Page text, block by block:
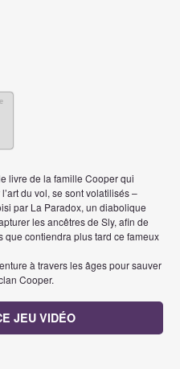
livre de la famille Cooper qui
du vol, se sont volatilisés –
par La Paradox, un diabolique
les ancêtres de Sly, afin de
que contiendra plus tard ce fameux
à travers les âges pour sauver
Cooper.
JEU VIDÉO